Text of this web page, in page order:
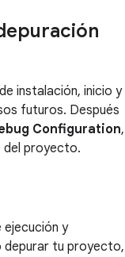
instalación, inicio y
futuros. Después
Configuration,
del proyecto.
ejecución y
depurar tu proyecto,